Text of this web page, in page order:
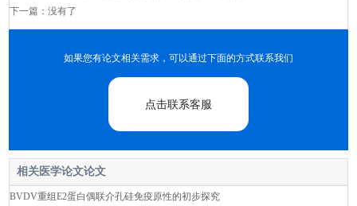
下一篇：没有了
如果您有论文相关需求，可以通过下面的方式联系我们
点击联系客服
相关医学论文论文
BVDV重组E2蛋白偶联介孔硅免疫原性的初步探究